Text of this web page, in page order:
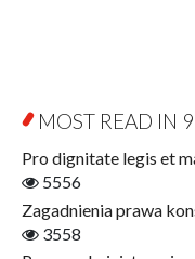
Open Access
Film! Scholars
Finance
Gerontology
MOST READ IN
Pro dignitate legis et
5556
Zagadnienia prawa
3558